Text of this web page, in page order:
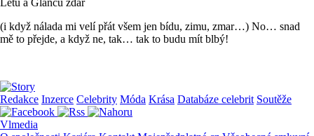
Létu a Glancu zdar
(i když nálada mi velí přát všem jen bídu, zimu, zmar…) No… snad
mě to přejde, a když ne, tak… tak to budu mít blbý!
Redakce Inzerce Celebrity Móda Krása Databáze celebrit Soutěže
Vlmedia